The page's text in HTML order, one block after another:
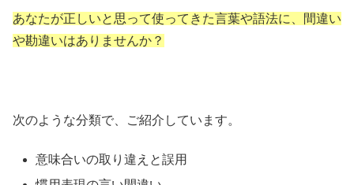
あなたが正しいと思って使ってきた言葉や語法に、間違い
や勘違いはありませんか？
次のような分類で、ご紹介しています。
意味合いの取り違えと誤用